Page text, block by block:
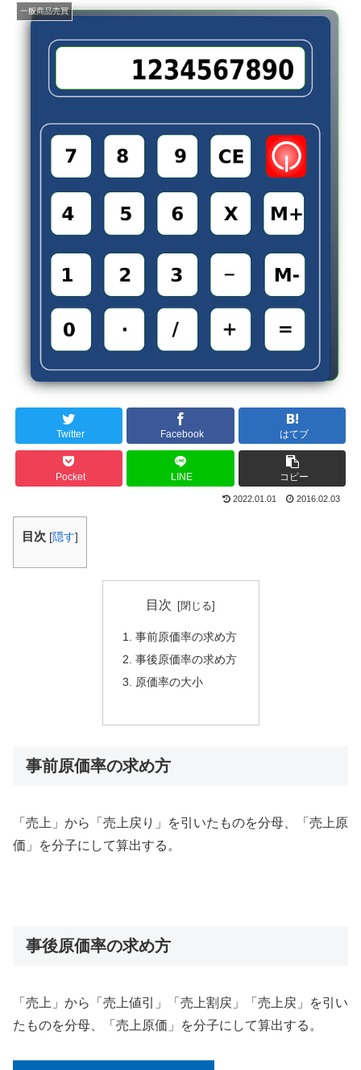
一般商品売買
Twitter Facebook はてブ
Pocket LINE コピー
2022.01.01 2016.02.03
目次 [隠す]
目次
事前原価率の求め方
事後原価率の求め方
原価率の大小
事前原価率の求め方
「売上」から「売上戻り」を引いたものを分母、「売上原
価」を分子にして算出する。
事後原価率の求め方
「売上」から「売上値引」「売上割戻」「売上戻」を引い
たものを分母、「売上原価」を分子にして算出する。